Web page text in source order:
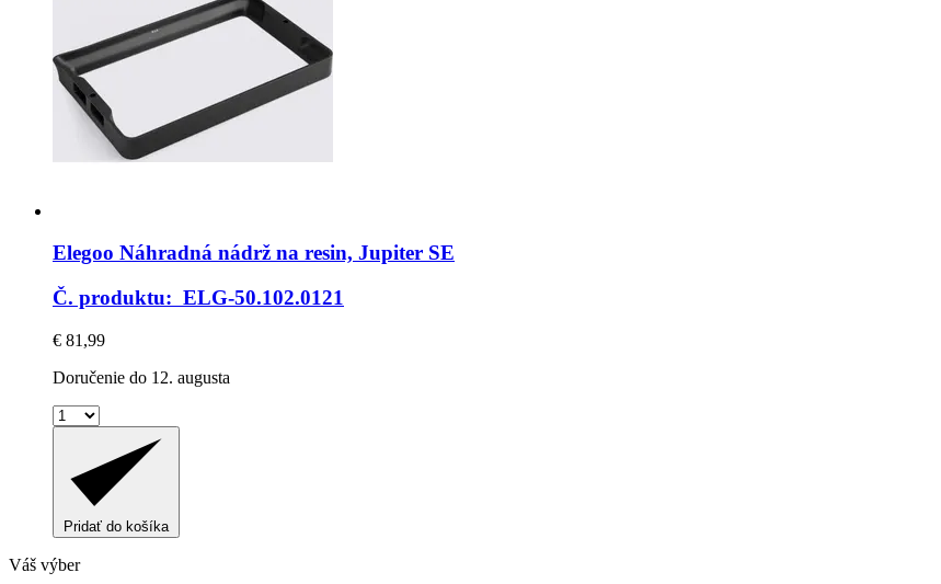
Elegoo Náhradná nádrž na resin, Jupiter SE
Č. produktu: ELG-50.102.0121
€ 81,99
Doručenie do 12. augusta
Pridať do košíka
Váš výber